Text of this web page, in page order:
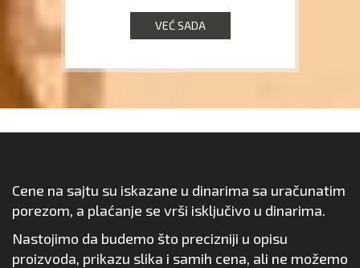
VEĆ SADA
Cene na sajtu su iskazane u dinarima sa uračunatim
porezom, a plaćanje se vrši isključivo u dinarima.
Nastojimo da budemo što precizniji u opisu
proizvoda, prikazu slika i samih cena, ali ne možemo